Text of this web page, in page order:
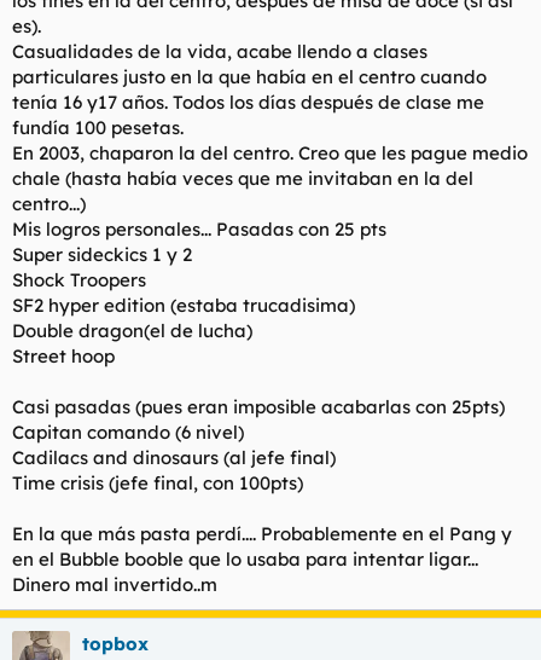
es).
Casualidades de la vida, acabe llendo a clases
particulares justo en la que había en el centro cuando
tenía 16 y17 años. Todos los días después de clase me
fundía 100 pesetas.
En 2003, chaparon la del centro. Creo que les pague medio
chale (hasta había veces que me invitaban en la del
centro...)
Mis logros personales... Pasadas con 25 pts
Super sideckics 1 y 2
Shock Troopers
SF2 hyper edition (estaba trucadisima)
Double dragon(el de lucha)
Street hoop
Casi pasadas (pues eran imposible acabarlas con 25pts)
Capitan comando (6 nivel)
Cadilacs and dinosaurs (al jefe final)
Time crisis (jefe final, con 100pts)
En la que más pasta perdí.... Probablemente en el Pang y
en el Bubble booble que lo usaba para intentar ligar...
Dinero mal invertido..m
topbox